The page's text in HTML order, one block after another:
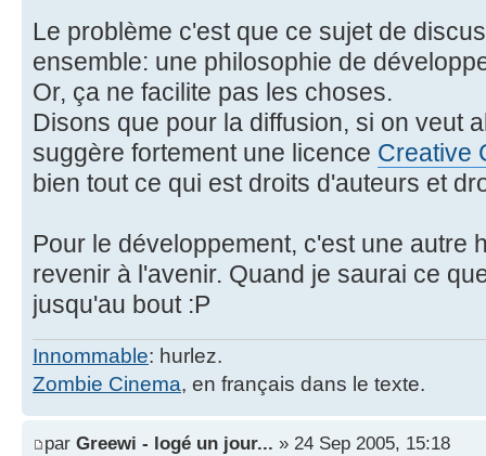
Le problème c'est que ce sujet de
ensemble: une philosophie de
Or, ça ne facilite pas les choses.
Disons que pour la diffusion, si on veut
suggère fortement une licence Creative
bien tout ce qui est droits d'auteurs et
Pour le développement, c'est une autre
revenir à l'avenir. Quand je saurai ce
jusqu'au bout :P
Innommable: hurlez.
Zombie Cinema, en français dans le texte.
par Greewi - logé un jour... » 24 Sep 2005, 15:18